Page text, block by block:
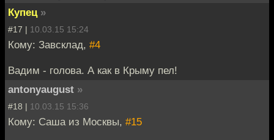
Купец »
#17 | 10.03.15 15:24
Кому: Завсклад, #4
Вадим - голова. А как в Крыму пел!
antonyaugust »
#18 | 10.03.15 15:36
Кому: Саша из Москвы, #15